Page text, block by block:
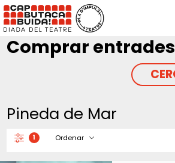
Comprar entrades
Pineda de Mar
Filtrar
1 Ordenar